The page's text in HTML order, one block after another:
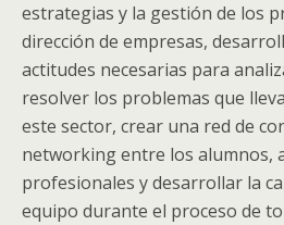
estrategias y la gestión de los
dirección de empresas,
actitudes necesarias para
resolver los problemas que
este sector, crear una red de
networking entre los alumnos,
profesionales y desarrollar la
equipo durante el proceso de